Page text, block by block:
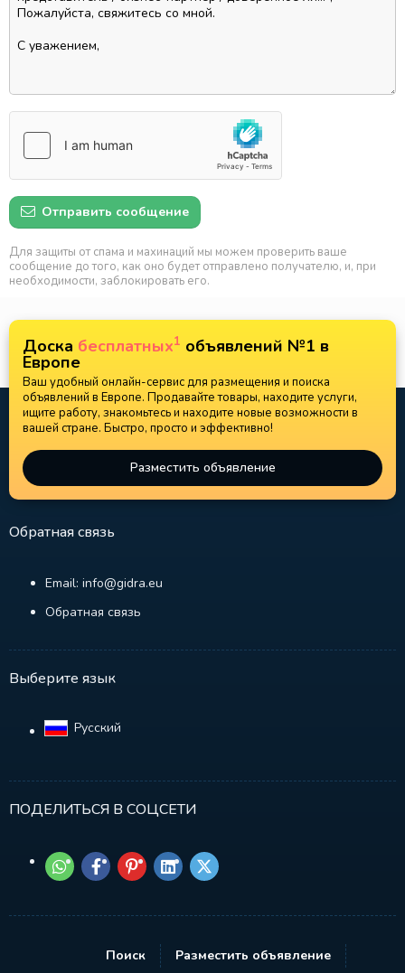
Отправить сообщение
Для защиты от спама и махинаций мы можем проверить ваше
сообщение до того, как оно будет отправлено получателю, и, при
необходимости, заблокировать его.
Доска бесплатных1 объявлений №1 в
Европе
Ваш удобный онлайн-сервис для размещения и поиска
объявлений в Европе. Продавайте товары, находите услуги,
ищите работу, знакомьтесь и находите новые возможности в
вашей стране. Быстро, просто и эффективно!
Разместить объявление
Обратная связь
Email: info@gidra.eu
Обратная связь
Выберите язык
Русский‎
ПОДЕЛИТЬСЯ В СОЦСЕТИ
Поиск
Разместить объявление